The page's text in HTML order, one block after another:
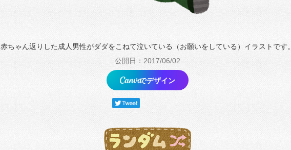
赤ちゃん返りした成人男性がダダをこねて泣いている（お願いをしている）イラストです。
公開日：2017/06/02
でデザイン